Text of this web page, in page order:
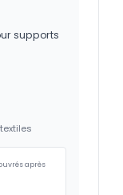
supports
après